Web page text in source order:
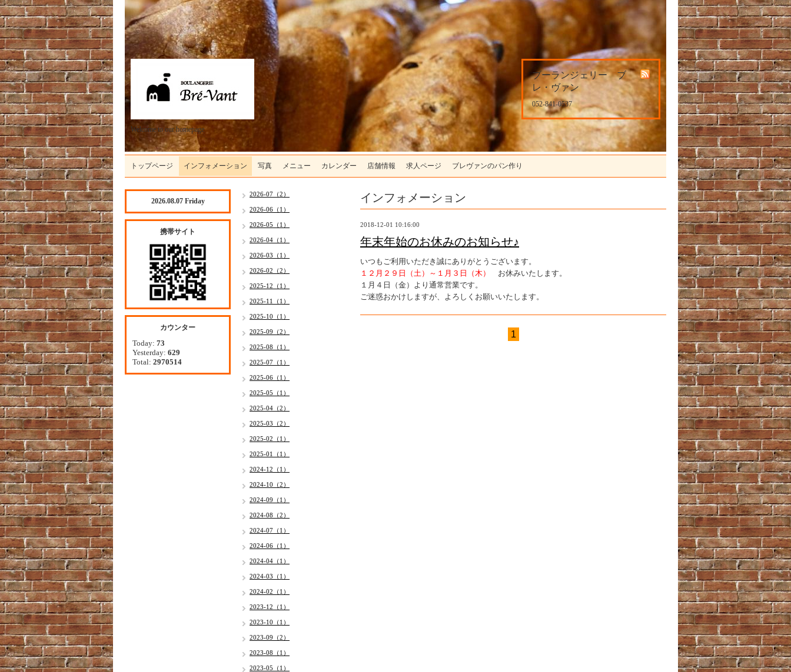
ブーランジェリー ブ
レ・ヴァン
052-841-0537
Welcome to our homepage
トップページ インフォメーション 写真 メニュー カレンダー 店舗情報 求人ページ ブレヴァンのパン作り
インフォメーション
2018-12-01 10:16:00
年末年始のお休みのお知らせ♪
いつもご利用いただき誠にありがとうございます。
１２月２９日（土）～１月３日（木）
お休みいたします。
１月４日（金）より通常営業です。
ご迷惑おかけしますが、よろしくお願いいたします。
1
2026-07（2）
2026-06（1）
2026-05（1）
2026-04（1）
2026-03（1）
2026-02（2）
2025-12（1）
2025-11（1）
2025-10（1）
2025-09（2）
2025-08（1）
2025-07（1）
2025-06（1）
2025-05（1）
2025-04（2）
2025-03（2）
2025-02（1）
2025-01（1）
2024-12（1）
2024-10（2）
2024-09（1）
2024-08（2）
2024-07（1）
2024-06（1）
2024-04（1）
2024-03（1）
2024-02（1）
2023-12（1）
2023-10（1）
2023-09（2）
2023-08（1）
2023-05（1）
2026.08.07 Friday
携帯サイト
カウンター
Today: 73
Yesterday: 629
Total: 2970514